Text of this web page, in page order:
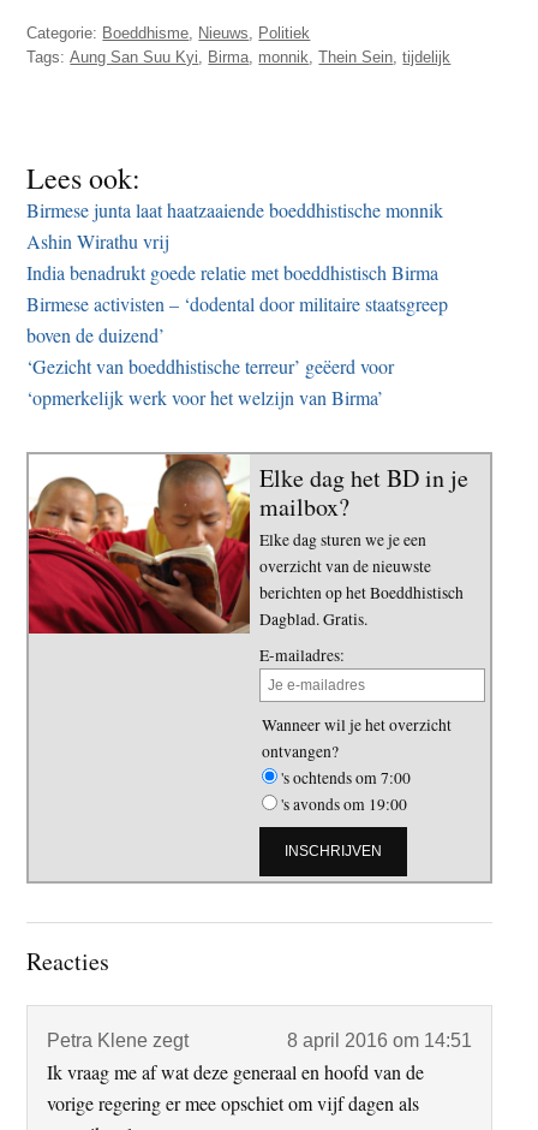
Categorie: Boeddhisme, Nieuws, Politiek
Tags:Aung San Suu Kyi, Birma, monnik,Thein Sein,tijdelijk
Lees ook:
Birmese junta laat haatzaaiende boeddhistische monnik
Ashin Wirathu vrij
India benadrukt goede relatie met boeddhistisch Birma
Birmese activisten – ‘dodental door militaire staatsgreep
boven de duizend’
‘Gezicht van boeddhistische terreur’ geëerd voor
‘opmerkelijk werk voor het welzijn van Birma’
Elke dag het BD in je
mailbox?
Elke dag sturen we je een
overzicht van de nieuwste
berichten op het Boeddhistisch
Dagblad. Gratis.
E-mailadres:
Wanneer wil je het overzicht
ontvangen?
's ochtends om 7:00
's avonds om 19:00
Lees
Reacties
Petra Klene zegt 8 april 2016 om 14:51
Ik vraag me af wat deze generaal en hoofd van de
vorige regering er mee opschiet om vijf dagen als